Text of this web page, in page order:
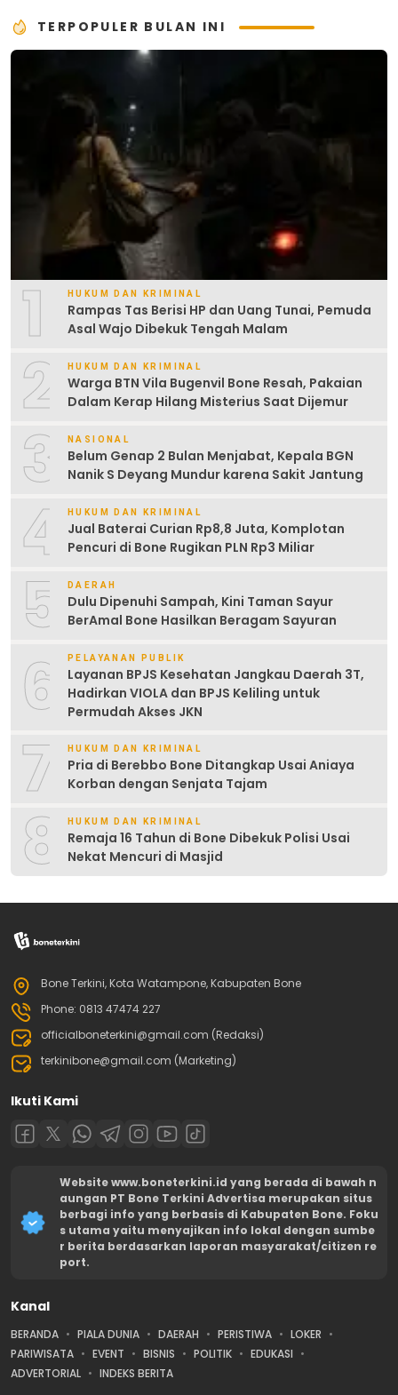
TERPOPULER BULAN INI
1 HUKUM DAN KRIMINAL
Rampas Tas Berisi HP dan Uang Tunai, Pemuda
Asal Wajo Dibekuk Tengah Malam
2 HUKUM DAN KRIMINAL
Warga BTN Vila Bugenvil Bone Resah, Pakaian
Dalam Kerap Hilang Misterius Saat Dijemur
3 NASIONAL
Belum Genap 2 Bulan Menjabat, Kepala BGN
Nanik S Deyang Mundur karena Sakit Jantung
4 HUKUM DAN KRIMINAL
Jual Baterai Curian Rp8,8 Juta, Komplotan
Pencuri di Bone Rugikan PLN Rp3 Miliar
5 DAERAH
Dulu Dipenuhi Sampah, Kini Taman Sayur
BerAmal Bone Hasilkan Beragam Sayuran
6 PELAYANAN PUBLIK
Layanan BPJS Kesehatan Jangkau Daerah 3T,
Hadirkan VIOLA dan BPJS Keliling untuk
Permudah Akses JKN
7 HUKUM DAN KRIMINAL
Pria di Berebbo Bone Ditangkap Usai Aniaya
Korban dengan Senjata Tajam
8 HUKUM DAN KRIMINAL
Remaja 16 Tahun di Bone Dibekuk Polisi Usai
Nekat Mencuri di Masjid
Bone Terkini, Kota Watampone, Kabupaten Bone
Phone: 0813 47474 227
officialboneterkini@gmail.com (Redaksi)
terkinibone@gmail.com (Marketing)
Ikuti Kami
Website www.boneterkini.id yang berada di bawah n
aungan PT Bone Terkini Advertisa merupakan situs
berbagi info yang berbasis di Kabupaten Bone. Foku
s utama yaitu menyajikan info lokal dengan sumbe
r berita berdasarkan laporan masyarakat/citizen re
port.
Kanal
BERANDA PIALA DUNIA DAERAH PERISTIWA
LOKER
PARIWISATA
EVENT BISNIS POLITIK
EDUKASI
ADVERTORIAL
INDEKS BERITA